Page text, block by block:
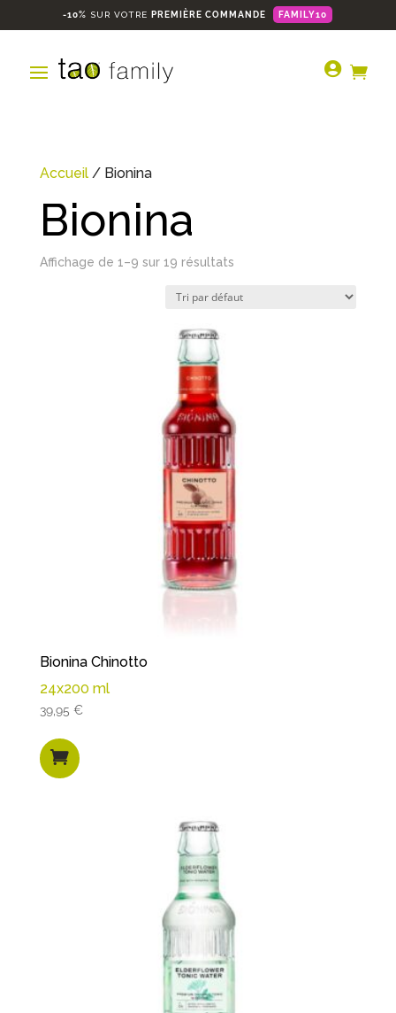
-10% SUR VOTRE PREMIÈRE COMMANDE FAMILY10
 
Accueil/ Bionina
Bionina
Affichage de 1–9 sur 19 résultats
Bionina Chinotto
24x200 ml
39,95 €
